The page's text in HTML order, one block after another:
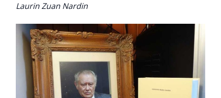
Laurin Zuan Nardin